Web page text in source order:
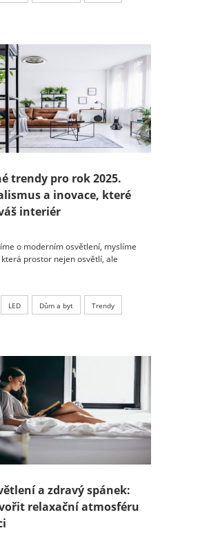
trendy pro rok 2025.
a inovace, které
interiér
o moderním osvětlení, myslíme
prostor nejen osvětlí, ale
LED Dům a byt Trendy
a zdravý spánek:
relaxační atmosféru